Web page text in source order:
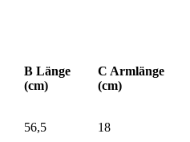
B Länge
(cm)
C Armlänge
(cm)
56,5
18